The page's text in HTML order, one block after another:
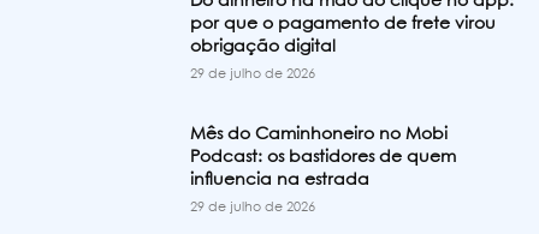
por que o pagamento de frete virou
obrigação digital
29 de julho de 2026
Mês do Caminhoneiro no Mobi
Podcast: os bastidores de quem
influencia na estrada
29 de julho de 2026